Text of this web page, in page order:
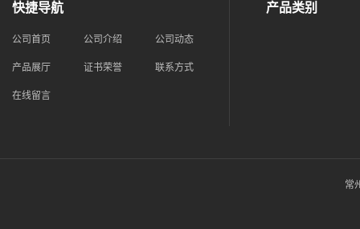
快捷导航
公司首页 公司介绍 公司动态
产品展厅 证书荣誉 联系方式
在线留言
产品类别
常